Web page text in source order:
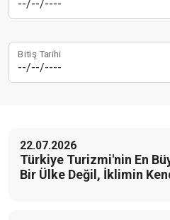
Bitiş Tarihi
22.07.2026
Türkiye Turizmi'nin En
Bir Ülke Değil, İklimin